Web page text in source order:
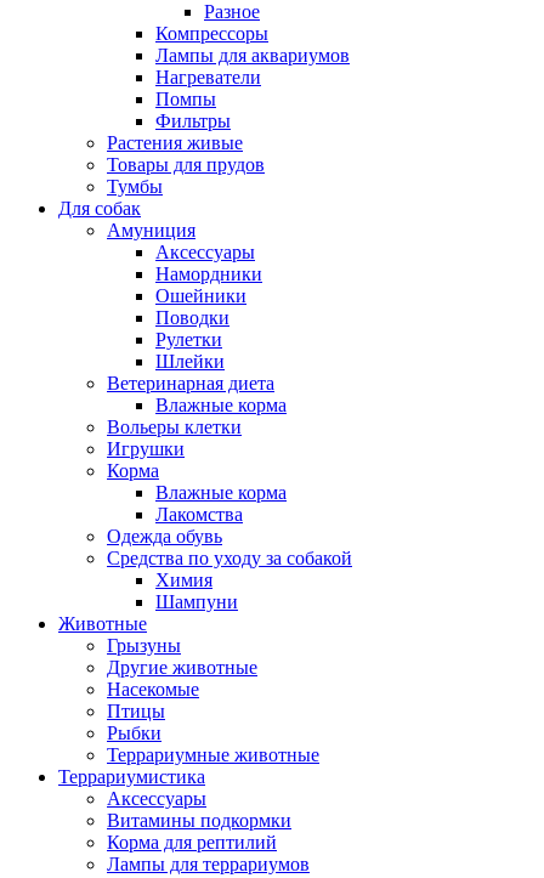
Разное
Компрессоры
Лампы для аквариумов
Нагреватели
Помпы
Фильтры
Растения живые
Товары для прудов
Тумбы
Для собак
Амуниция
Аксессуары
Намордники
Ошейники
Поводки
Рулетки
Шлейки
Ветеринарная диета
Влажные корма
Вольеры клетки
Игрушки
Корма
Влажные корма
Лакомства
Одежда обувь
Средства по уходу за собакой
Химия
Шампуни
Животные
Грызуны
Другие животные
Насекомые
Птицы
Рыбки
Террариумные животные
Террариумистика
Аксессуары
Витамины подкормки
Корма для рептилий
Лампы для террариумов